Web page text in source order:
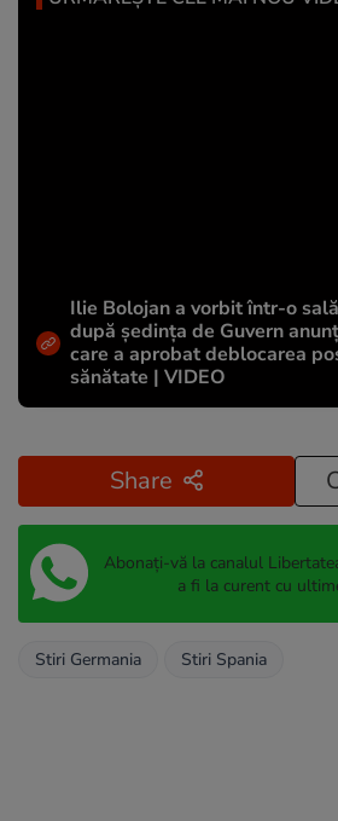
Ilie Bolojan a vorbit într-o
după ședința de Guvern
care a aprobat deblocarea
sănătate | VIDEO
Share
Abonați-vă la canalul
a fi la curent cu
Stiri Germania Stiri Spania